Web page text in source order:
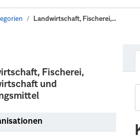
Landwirtschaft, Fischerei,...
Fischerei,
und